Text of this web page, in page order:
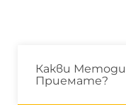
Какви
Приемате?